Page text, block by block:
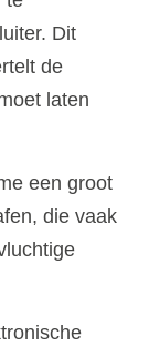
Dit
de
laten
een groot
die vaak